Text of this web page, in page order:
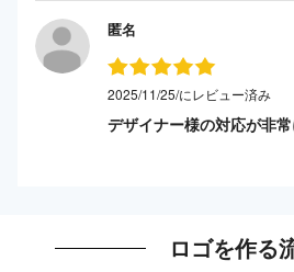
匿名
2025/11/25/にレビュー済み
デザイナー様の対応が非
ロゴを作る